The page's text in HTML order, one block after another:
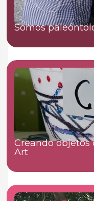
Somos
Creando objetos
Art